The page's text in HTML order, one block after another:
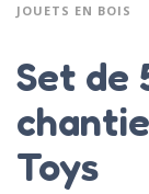
JOUETS EN BOIS
Set de
Toys